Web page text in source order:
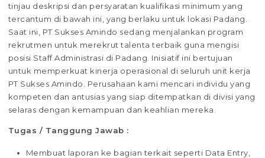
tinjau deskripsi dan persyaratan kualifikasi minimum yang
tercantum di bawah ini, yang berlaku untuk lokasi Padang.
Saat ini, PT Sukses Amindo sedang menjalankan program
rekrutmen untuk merekrut talenta terbaik guna mengisi
posisi Staff Administrasi di Padang. Inisiatif ini bertujuan
untuk memperkuat kinerja operasional di seluruh unit kerja
PT Sukses Amindo. Perusahaan kami mencari individu yang
kompeten dan antusias yang siap ditempatkan di divisi yang
selaras dengan kemampuan dan keahlian mereka.
Tugas / Tanggung Jawab :
Membuat laporan ke bagian terkait seperti Data Entry,